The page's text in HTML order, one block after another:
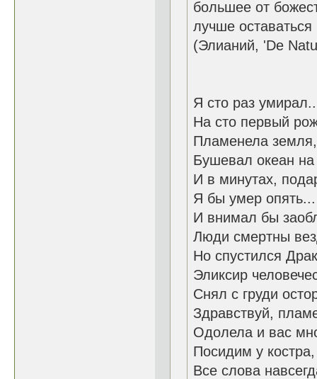
большее от
лучше
(Элианий, 'De
Я сто раз
На сто первый
Пламенела
Бушевал океан
И в минутах,
Я бы умер опять...
И внимал бы
Люди смертны
Но спустился
Эликсир
Снял с груди
Здравствуй,
Одолела и вас
Посидим у костра,
Все слова